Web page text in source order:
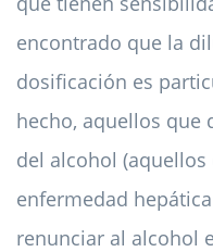
encontrado que la
dosificación es
hecho, aquellos que
del alcohol
enfermedad
renunciar al alcohol